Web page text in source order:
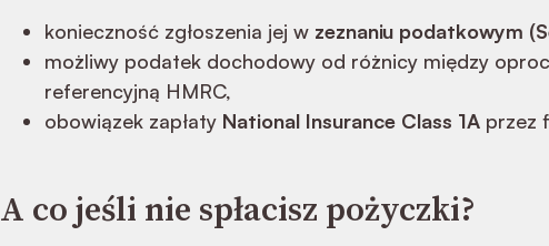
konieczność zgłoszenia jej w zeznaniu podatkowym
możliwy podatek dochodowy od różnicy między
referencyjną HMRC,
obowiązek zapłaty National Insurance Class 1A przez
A co jeśli nie spłacisz pożyczki?